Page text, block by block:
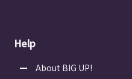
Help
About BIG UP!